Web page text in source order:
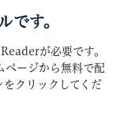
です。
が必要です。
ページから無料で配
クリックしてくだ